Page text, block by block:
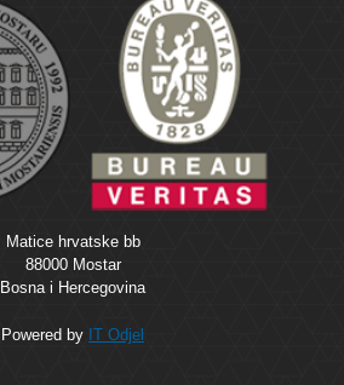
Matice hrvatske bb
88000 Mostar
Bosna i Hercegovina
Powered by IT Odjel